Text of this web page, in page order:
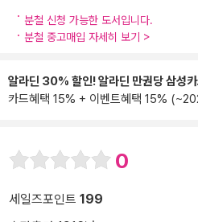
분철 신청 가능한 도서입니다.
분철 중고매입 자세히 보기 >
알라딘 30% 할인! 알라딘 만권당 삼성
카드혜택 15% + 이벤트혜택 15%
0
세일즈포인트 199